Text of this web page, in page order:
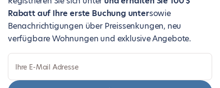
Rabatt auf Ihre erste Buchung untersowie
Benachrichtigungen über Preissenkungen, neu
verfügbare Wohnungen und exklusive Angebote.
Ihre E-Mail Adresse